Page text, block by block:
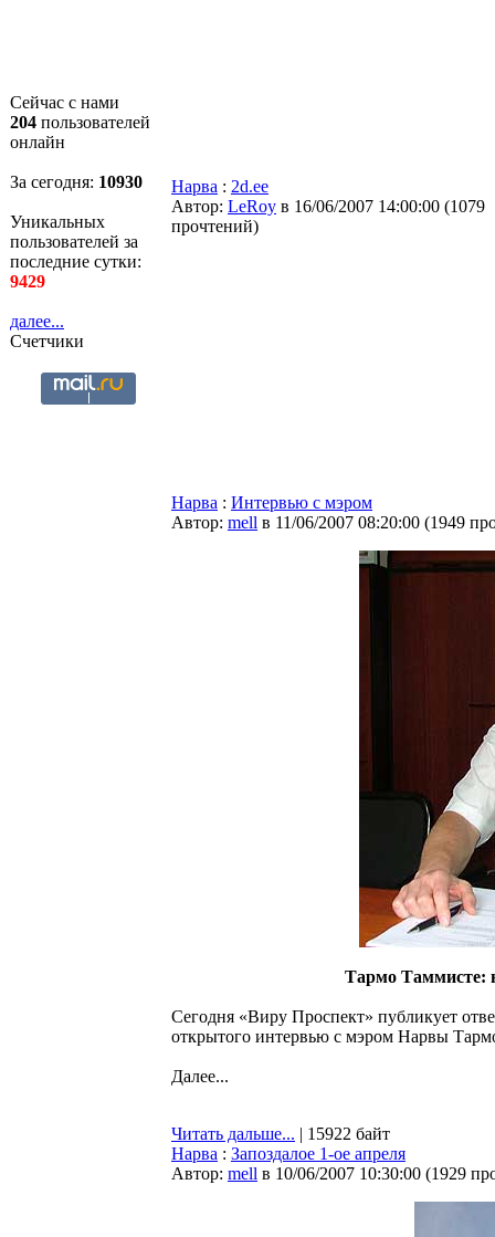
Сейчас с нами
204 пользователей
онлайн
За сегодня: 10930
Уникальных
пользователей за
последние сутки:
9429
далее...
Счетчики
Нарва : 2d.ee
Автор: LeRoy в 16/06/2007 14:00:00 (1079
прочтений)
Нарва : Интервью с мэром
Автор: mell в 11/06/2007 08:20:00 (1949
Тармо Таммисте:
Сегодня «Виру Проспект» публикует
открытого интервью c мэром Нарвы
Далее...
Читать дальше... | 15922 байт
Нарва : Запоздалое 1-ое апреля
Автор: mell в 10/06/2007 10:30:00 (1929